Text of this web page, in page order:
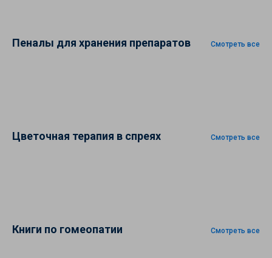
Пеналы для хранения препаратов Смотреть все
Цветочная терапия в спреях Смотреть все
Книги по гомеопатии Смотреть все